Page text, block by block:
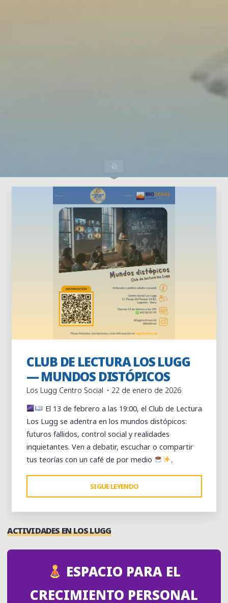
Actividades Actividades puntuales
Club de lectura
Los Lugg
CLUB DE LECTURA LOS LUGG
— MUNDOS DISTÓPICOS
Los Lugg Centro Social
22 de enero de 2026
El 13 de febrero a las 19:00, el Club de Lectura
Los Lugg se adentra en los mundos distópicos:
futuros fallidos, control social y realidades
inquietantes. Ven a debatir, escuchar o compartir
tus teorías con un café de por medio
.
SIGUE LEYENDO
DE
LECTURA
—
DISTÓPICOS"
ACTIVIDADES EN LOS LUGG
ESPACIO PARA EL
CRECIMIENTO PERSONAL